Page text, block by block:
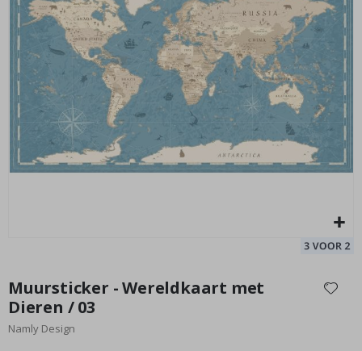
Muurstickers - Ruimteraketten
Special
Price
29,00 €
gallerij
het
begin
van
Muursticker - Wereldkaart met
Dieren / 03
Namly Design